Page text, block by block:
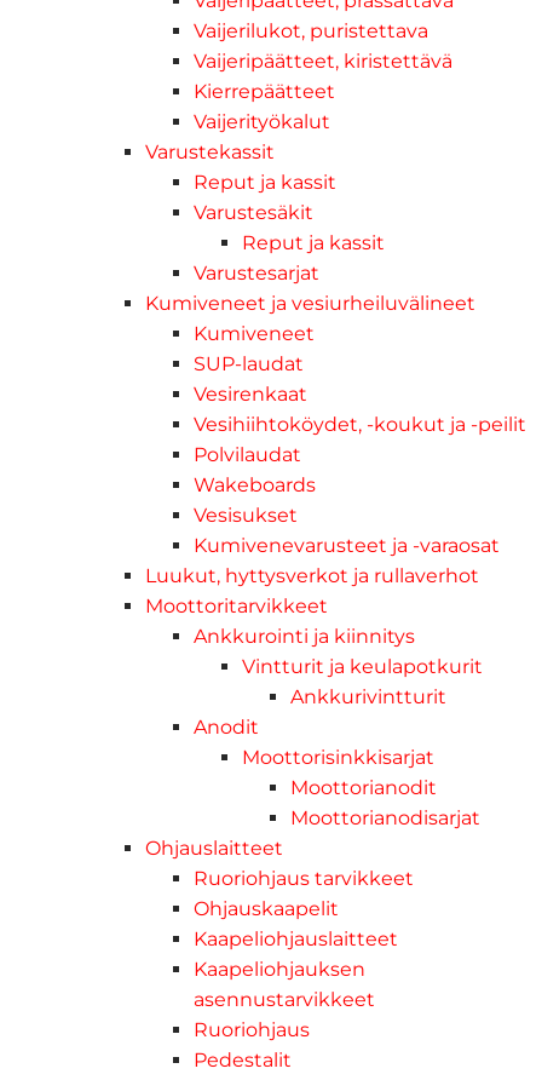
Vaijerilukot, puristettava
Vaijeripäätteet, kiristettävä
Kierrepäätteet
Vaijerityökalut
Varustekassit
Reput ja kassit
Varustesäkit
Reput ja kassit
Varustesarjat
Kumiveneet ja vesiurheiluvälineet
Kumiveneet
SUP-laudat
Vesirenkaat
Vesihiihtoköydet, -koukut ja -peilit
Polvilaudat
Wakeboards
Vesisukset
Kumivenevarusteet ja -varaosat
Luukut, hyttysverkot ja rullaverhot
Moottoritarvikkeet
Ankkurointi ja kiinnitys
Vintturit ja keulapotkurit
Ankkurivintturit
Anodit
Moottorisinkkisarjat
Moottorianodit
Moottorianodisarjat
Ohjauslaitteet
Ruoriohjaus tarvikkeet
Ohjauskaapelit
Kaapeliohjauslaitteet
Kaapeliohjauksen
asennustarvikkeet
Ruoriohjaus
Pedestalit